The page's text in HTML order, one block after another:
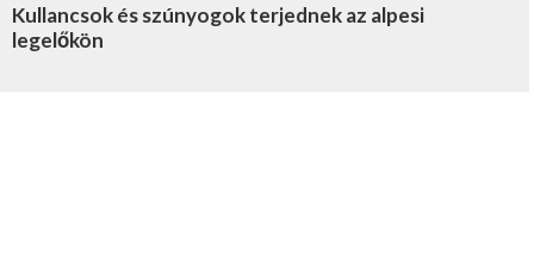
Kullancsok és szúnyogok terjednek az alpesi
legelőkön